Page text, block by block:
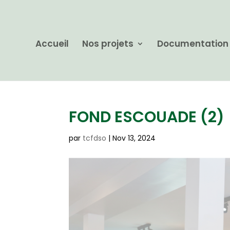
Accueil Nos projets Documentation
FOND ESCOUADE (2)
par tcfdso |Nov 13, 2024